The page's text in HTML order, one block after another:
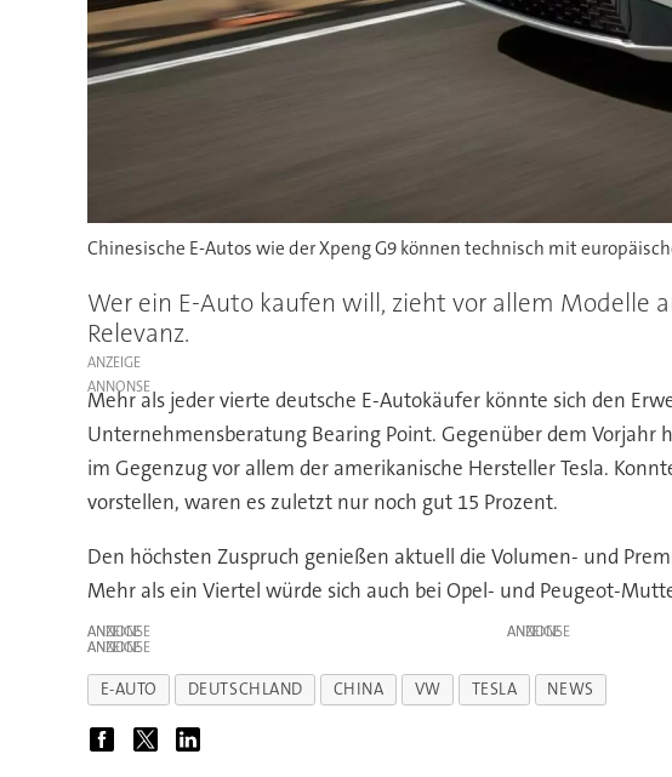
Chinesische E-Autos wie der Xpeng G9 können technisch mit
Wer ein E-Auto kaufen will, zieht vor allem Modelle
Relevanz.
ANZEIGE
Mehr als jeder vierte deutsche E-Autokäufer könnte sich den
Unternehmensberatung Bearing Point. Gegenüber dem
im Gegenzug vor allem der amerikanische Hersteller Tesla.
vorstellen, waren es zuletzt nur noch gut 15 Prozent.
Den höchsten Zuspruch genießen aktuell die Volumen- und
Mehr als ein Viertel würde sich auch bei Opel- und Peugeot-
ANZEIGE ANZEIGE
ANZEIGE
E-AUTO DEUTSCHLAND CHINA VW TESLA NEWS